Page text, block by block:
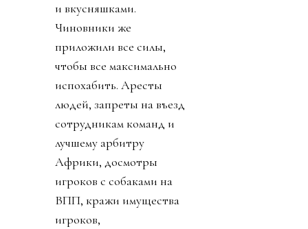
и вкусняшками.
Чиновники же
приложили все силы,
чтобы все максимально
испохабить. Аресты
людей, запреты на въезд
сотрудникам команд и
лучшему арбитру
Африки, досмотры
игроков с собаками на
ВПП, кражи имущества
игроков,